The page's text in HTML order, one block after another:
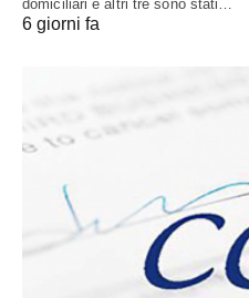
domiciliari e altri tre sono stati…
6 giorni fa